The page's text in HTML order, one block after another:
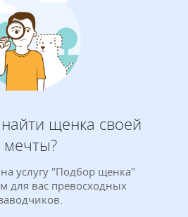
щенка своей
мечты?
услугу "Подбор щенка"
для вас превосходных